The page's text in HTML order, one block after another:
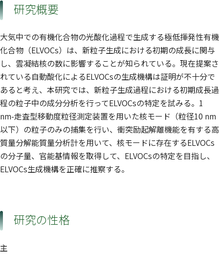
研究概要
大気中での有機化合物の光酸化過程で生成する極低揮発性有機
化合物（ELVOCs）は、新粒子生成における初期の成長に関与
し、雲凝結核の数に影響することが知られている。現在提案さ
れている自動酸化によるELVOCsの生成機構は証明が不十分で
あると考え、本研究では、新粒子生成過程における初期成長過
程の粒子中の成分分析を行ってELVOCsの特定を試みる。1
nm-走査型移動度粒径測定装置を用いた核モード（粒径10 nm
以下）の粒子のみの捕集を行い、衝突励起解離機能を有する高
質量分解能質量分析計を用いて、核モードに存在するELVOCs
の分子量、官能基情報を取得して、ELVOCsの特定を目指し、
ELVOCs生成機構を正確に推察する。
研究の性格
主